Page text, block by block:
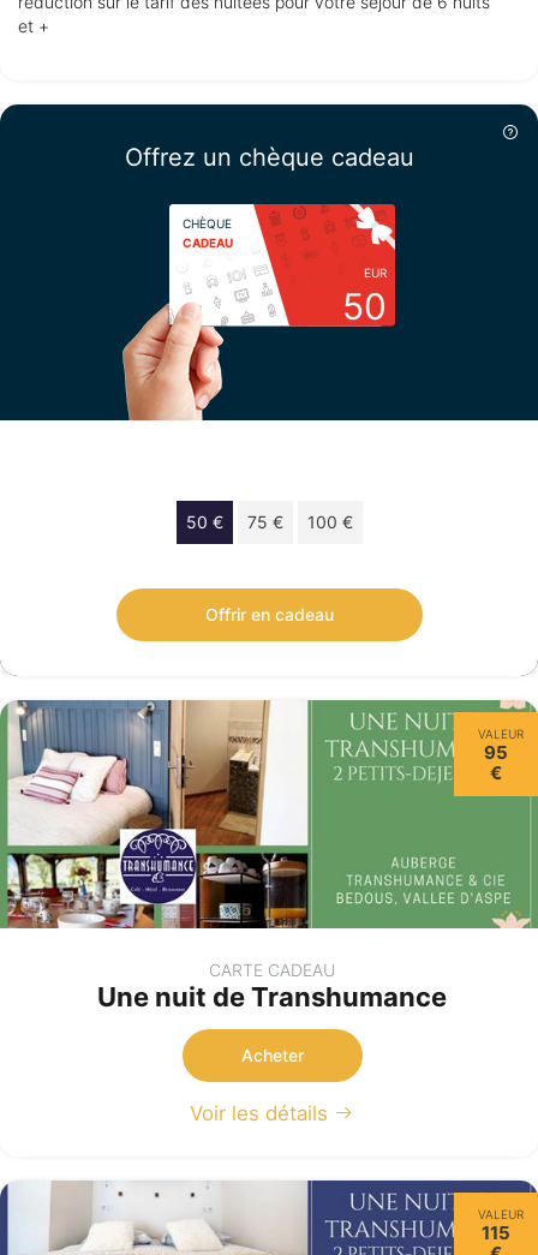
et +
Offrez un chèque cadeau
CHÈQUE
CADEAU
EUR
50
50 € 75 € 100 €
Offrir en cadeau
VALEUR
95
€
CARTE CADEAU
Une nuit de Transhumance
Acheter
Voir les détails
VALEUR
115